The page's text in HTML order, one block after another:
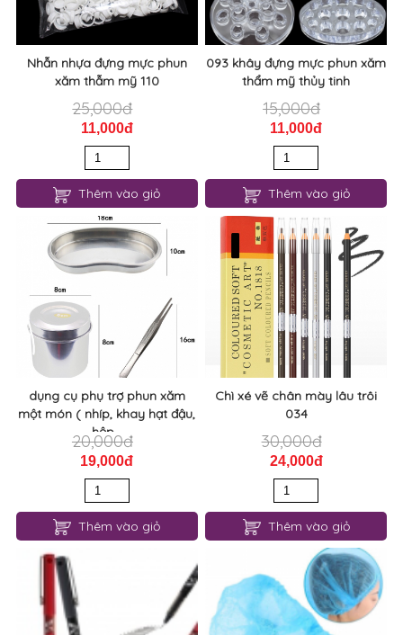
Nhẫn nhựa đựng mực phun
xăm thẫm mỹ 110
25,000đ
11,000đ
Thêm vào giỏ
093 khây đựng mực phun xăm
thẩm mỹ thủy tinh
15,000đ
11,000đ
Thêm vào giỏ
dụng cụ phụ trợ phun xăm
một món ( nhíp, khay hạt đậu,
hộp...
20,000đ
19,000đ
Thêm vào giỏ
Chì xé vẽ chân mày lâu trôi
034
30,000đ
24,000đ
Thêm vào giỏ